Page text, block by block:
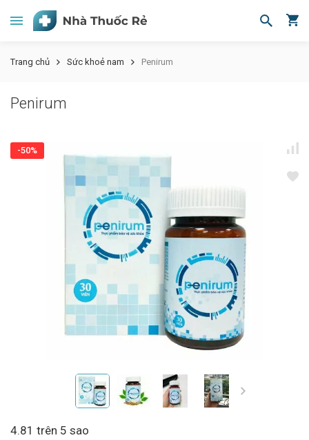
Trang chủ Sức khoẻ nam Penirum
Penirum
-50%
4.81 trên 5 sao